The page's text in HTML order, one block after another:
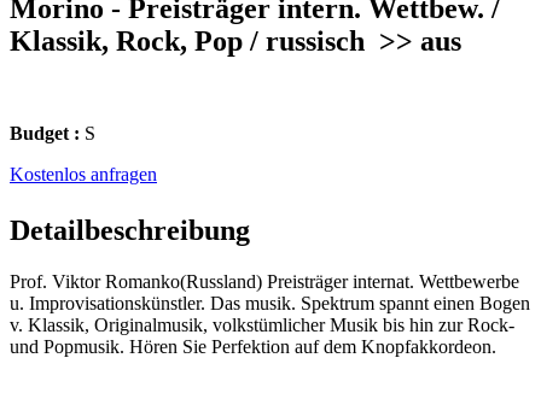
Morino - Preisträger intern. Wettbew. /
Klassik, Rock, Pop / russisch >> aus
Budget : S
Kostenlos anfragen
Detailbeschreibung
Prof. Viktor Romanko(Russland) Preisträger internat. Wettbewerbe
u. Improvisationskünstler. Das musik. Spektrum spannt einen Bogen
v. Klassik, Originalmusik, volkstümlicher Musik bis hin zur Rock-
und Popmusik. Hören Sie Perfektion auf dem Knopfakkordeon.